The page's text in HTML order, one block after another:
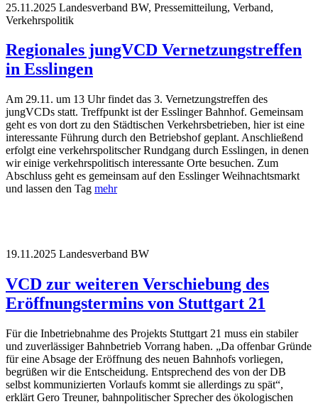
25.11.2025 Landesverband BW, Pressemitteilung, Verband,
Verkehrspolitik
Regionales jungVCD Vernetzungstreffen
in Esslingen
Am 29.11. um 13 Uhr findet das 3. Vernetzungstreffen des
jungVCDs statt. Treffpunkt ist der Esslinger Bahnhof. Gemeinsam
geht es von dort zu den Städtischen Verkehrsbetrieben, hier ist eine
interessante Führung durch den Betriebshof geplant. Anschließend
erfolgt eine verkehrspolitscher Rundgang durch Esslingen, in denen
wir einige verkehrspolitisch interessante Orte besuchen. Zum
Abschluss geht es gemeinsam auf den Esslinger Weihnachtsmarkt
und lassen den Tag mehr
19.11.2025 Landesverband BW
VCD zur weiteren Verschiebung des
Eröffnungstermins von Stuttgart 21
Für die Inbetriebnahme des Projekts Stuttgart 21 muss ein stabiler
und zuverlässiger Bahnbetrieb Vorrang haben. „Da offenbar Gründe
für eine Absage der Eröffnung des neuen Bahnhofs vorliegen,
begrüßen wir die Entscheidung. Entsprechend des von der DB
selbst kommunizierten Vorlaufs kommt sie allerdings zu spät“,
erklärt Gero Treuner, bahnpolitischer Sprecher des ökologischen